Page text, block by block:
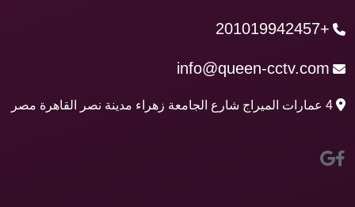
+201019942457
info@queen-cctv.com
4 عمارات الميراج شارع الجامعة زهراء مدينة نصر القاهرة مصر